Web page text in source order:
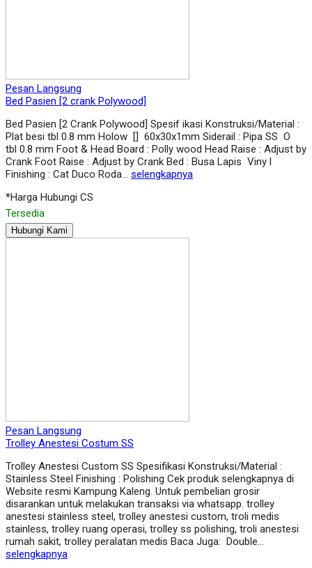
Pesan Langsung
Bed Pasien [2 crank Polywood]
Bed Pasien [2 Crank Polywood] Spesif ikasi Konstruksi/Material :
Plat besi tbl 0.8 mm Holow [] 60x30x1mm Siderail : Pipa SS O
tbl 0.8 mm Foot & Head Board : Polly wood Head Raise : Adjust by
Crank Foot Raise : Adjust by Crank Bed : Busa Lapis Viny l
Finishing : Cat Duco Roda… selengkapnya
*Harga Hubungi CS
Tersedia
Hubungi Kami
Pesan Langsung
Trolley Anestesi Costum SS
Trolley Anestesi Custom SS Spesifikasi Konstruksi/Material :
Stainless Steel Finishing : Polishing Cek produk selengkapnya di
Website resmi Kampung Kaleng. Untuk pembelian grosir
disarankan untuk melakukan transaksi via whatsapp. trolley
anestesi stainless steel, trolley anestesi custom, troli medis
stainless, trolley ruang operasi, trolley ss polishing, troli anestesi
rumah sakit, trolley peralatan medis Baca Juga: Double…
selengkapnya